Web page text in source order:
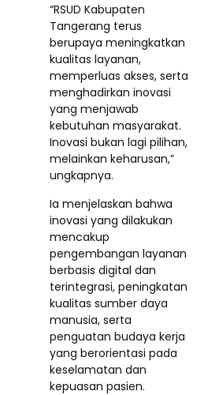
“RSUD Kabupaten
Tangerang terus
berupaya meningkatkan
kualitas layanan,
memperluas akses, serta
menghadirkan inovasi
yang menjawab
kebutuhan masyarakat.
Inovasi bukan lagi pilihan,
melainkan keharusan,”
ungkapnya.
Ia menjelaskan bahwa
inovasi yang dilakukan
mencakup
pengembangan layanan
berbasis digital dan
terintegrasi, peningkatan
kualitas sumber daya
manusia, serta
penguatan budaya kerja
yang berorientasi pada
keselamatan dan
kepuasan pasien.